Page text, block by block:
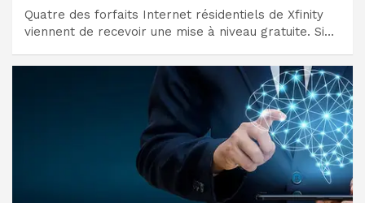
Quatre des forfaits Internet résidentiels de Xfinity
viennent de recevoir une mise à niveau gratuite. Si…